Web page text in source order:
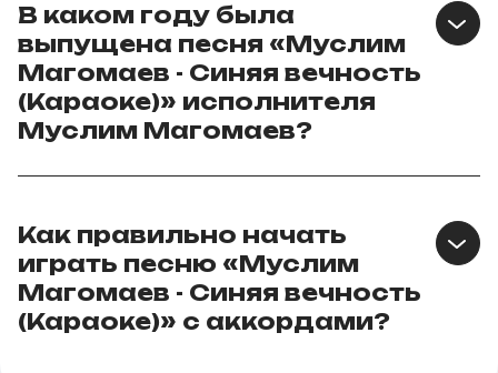
В каком году была
выпущена песня «Муслим
Магомаев - Синяя вечность
(Караоке)» исполнителя
Муслим Магомаев?
Как правильно начать
играть песню «Муслим
Магомаев - Синяя вечность
(Караоке)» с аккордами?